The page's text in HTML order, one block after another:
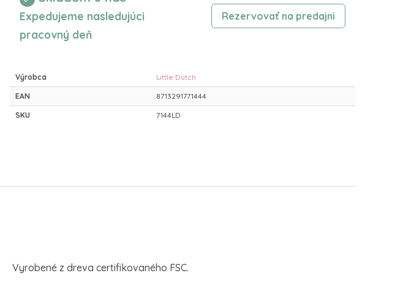
Expedujeme nasledujúci
pracovný deň
Rezervovať na predajni
Výrobca Little Dutch
EAN 8713291771444
SKU 7144LD
Vyrobené z dreva certifikovaného FSC.